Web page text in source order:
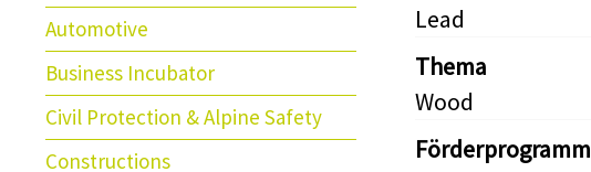
Automotive
Business Incubator
Civil Protection & Alpine Safety
Constructions
Lead
Thema
Wood
Förderprogramm